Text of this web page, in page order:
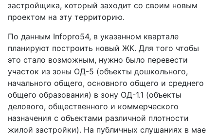
застройщика, который заходит со своим новым
проектом на эту территорию.
По данным Infopro54, в указанном квартале
планируют построить новый ЖК. Для того чтобы
это стало возможным, нужно было перевести
участок из зоны ОД-5 (объекты дошкольного,
начального общего, основного общего и среднего
общего образования) в зону ОД-1.1 (объекты
делового, общественного и коммерческого
назначения с объектами различной плотности
жилой застройки). На публичных слушаниях в мае